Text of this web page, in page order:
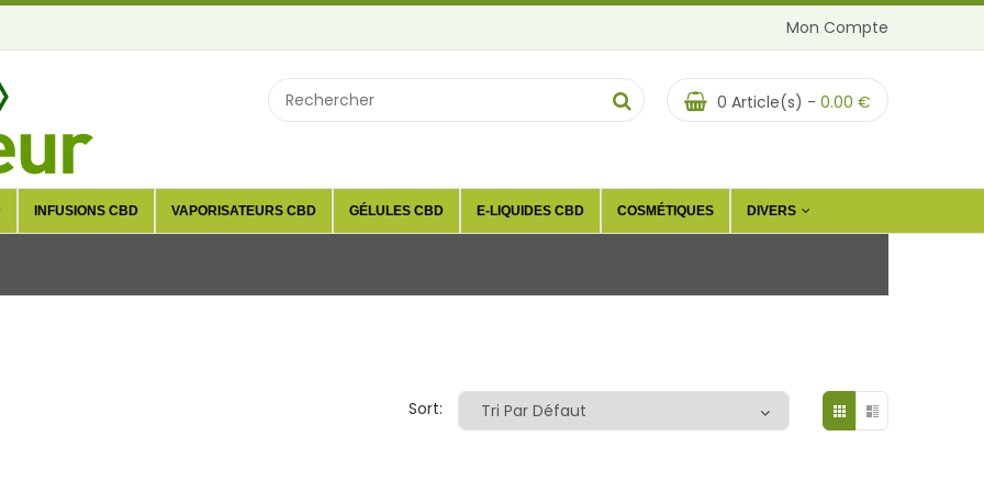
Mon Compte
0 Article(s) - 0.00 €
INFUSIONS CBD VAPORISATEURS CBD GÉLULES CBD E-LIQUIDES CBD COSMÉTIQUES DIVERS
Sort: